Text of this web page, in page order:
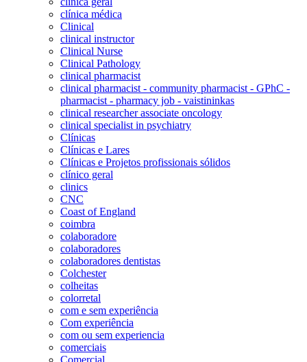
clínica médica
Clinical
clinical instructor
Clinical Nurse
Clinical Pathology
clinical pharmacist
clinical pharmacist - community pharmacist - GPhC -
pharmacist - pharmacy job - vaistininkas
clinical researcher associate oncology
clinical specialist in psychiatry
Clínicas
Clínicas e Lares
Clínicas e Projetos profissionais sólidos
clínico geral
clinics
CNC
Coast of England
coimbra
colaboradore
colaboradores
colaboradores dentistas
Colchester
colheitas
colorretal
com e sem experiência
Com experiência
com ou sem experiencia
comerciais
Comercial